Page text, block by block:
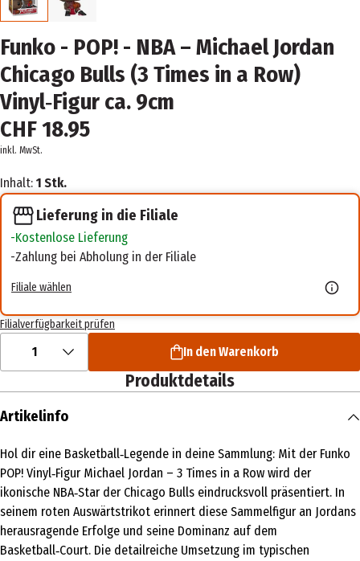
Funko - POP! - NBA – Michael Jordan
Chicago Bulls (3 Times in a Row)
Vinyl‑Figur ca. 9cm
CHF 18.95
inkl. MwSt.
Inhalt: 1 Stk.
Lieferung in die Filiale
Kostenlose Lieferung
Zahlung bei Abholung in der Filiale
Filiale wählen
Filialverfügbarkeit prüfen
1 In den Warenkorb
Produktdetails
Artikelinfo
Hol dir eine Basketball‑Legende in deine Sammlung: Mit der Funko
POP! Vinyl‑Figur Michael Jordan – 3 Times in a Row wird der
ikonische NBA‑Star der Chicago Bulls eindrucksvoll präsentiert. In
seinem roten Auswärtstrikot erinnert diese Sammelfigur an Jordans
herausragende Erfolge und seine Dominanz auf dem
Basketball‑Court. Die detailreiche Umsetzung im typischen